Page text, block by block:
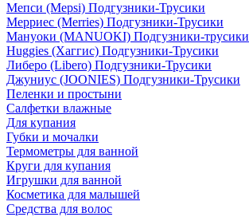
Мепси (Mepsi) Подгузники-Трусики
Мерриес (Merries) Подгузники-Трусики
Мануоки (MANUOKI) Подгузники-трусики
Huggies (Хаггис) Подгузники-Трусики
Либеро (Libero) Подгузники-Трусики
Джуниус (JOONIES) Подгузники-Трусики
Пеленки и простыни
Салфетки влажные
Для купания
Губки и мочалки
Термометры для ванной
Круги для купания
Игрушки для ванной
Косметика для малышей
Средства для волос